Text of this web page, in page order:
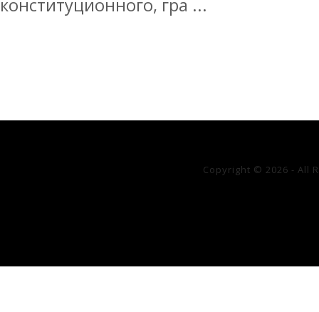
конституционного, гра ...
Copyright © 2026 - All